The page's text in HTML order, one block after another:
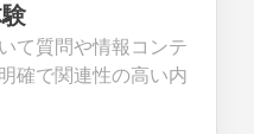
て質問や情報コンテ
確で関連性の高い内